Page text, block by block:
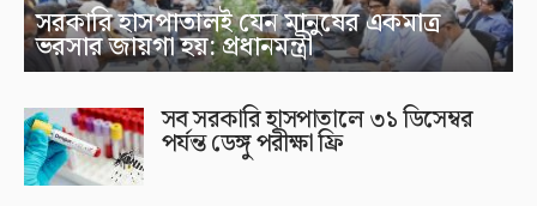
সরকারি হাসপাতালই যেন মানুষের একমাত্র
ভরসার জায়গা হয়: প্রধানমন্ত্রী
সব সরকারি হাসপাতালে ৩১ ডিসেম্বর
পর্যন্ত ডেঙ্গু পরীক্ষা ফ্রি